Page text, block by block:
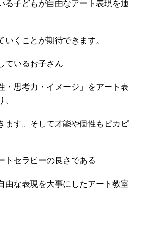
る子どもが自由なアート表現を通
いくことが期待できます。
ているお子さん
・思考力・イメージ」をアート表
ます。そして才能や個性もピカピ
トセラピーの良さである
由な表現を大事にしたアート教室